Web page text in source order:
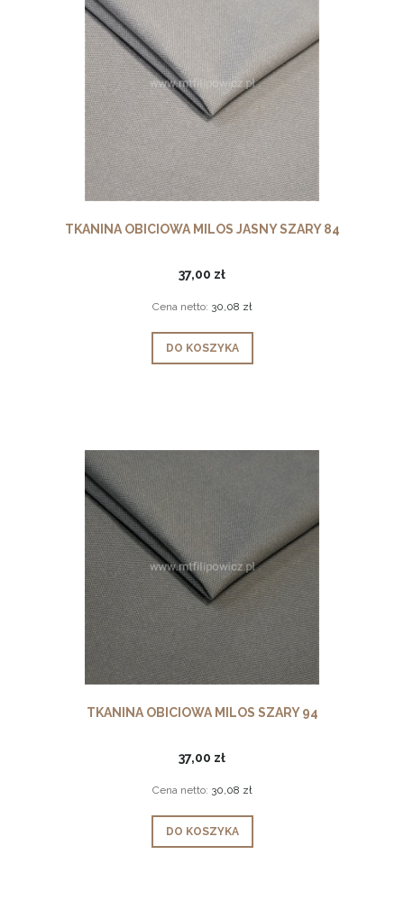
TKANINA OBICIOWA MILOS JASNY SZARY 84
37,00 zł
Cena netto: 30,08 zł
DO KOSZYKA
TKANINA OBICIOWA MILOS SZARY 94
37,00 zł
Cena netto: 30,08 zł
DO KOSZYKA